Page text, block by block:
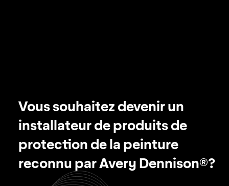
Vous souhaitez devenir un
installateur de produits de
protection de la peinture
reconnu par Avery Dennison®?